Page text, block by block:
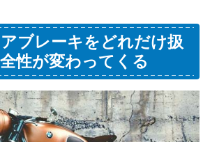
ブレーキをどれだけ扱
性が変わってくる